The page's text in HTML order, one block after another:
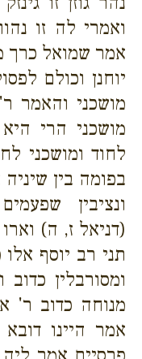
ואמרי לה זו
אמר שמואל כרך
יוחנן וכולם
מושכני והאמר
מושכני הרי
לחוד ומושכני
בפומה בין שיניה
ונציבין
(דניאל ז, ה)
תני רב יוסף אלו
ומסורבלין
מנוחה כדוב ר'
אמר היינו